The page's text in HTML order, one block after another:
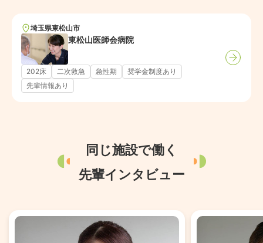
埼玉県東松山市
東松山医師会病院
202床 二次救急 急性期
奨学金制度あり
先輩情報あり
同じ施設で働く
先輩インタビュー